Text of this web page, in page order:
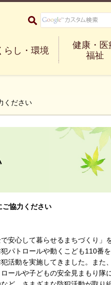
らし・環境
健康・医
福祉
ください
ご協力ください
安心して暮らせるまちづくり」
パトロールや動くこども110番
活動を実施してきました。また
ールや子どもの安全見まもり隊